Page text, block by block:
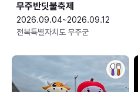
무주반딧불축제
2026.09.04~2026.09.12
전북특별자치도 무주군